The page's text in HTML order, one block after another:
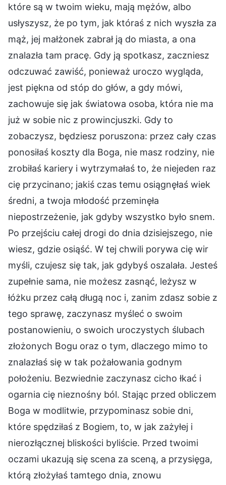
które są w twoim wieku, mają mężów, albo
usłyszysz, że po tym, jak któraś z nich wyszła za
mąż, jej małżonek zabrał ją do miasta, a ona
znalazła tam pracę. Gdy ją spotkasz, zaczniesz
odczuwać zawiść, ponieważ uroczo wygląda,
jest piękna od stóp do głów, a gdy mówi,
zachowuje się jak światowa osoba, która nie ma
już w sobie nic z prowincjuszki. Gdy to
zobaczysz, będziesz poruszona: przez cały czas
ponosiłaś koszty dla Boga, nie masz rodziny, nie
zrobiłaś kariery i wytrzymałaś to, że niejeden raz
cię przycinano; jakiś czas temu osiągnęłaś wiek
średni, a twoja młodość przeminęła
niepostrzeżenie, jak gdyby wszystko było snem.
Po przejściu całej drogi do dnia dzisiejszego, nie
wiesz, gdzie osiąść. W tej chwili porywa cię wir
myśli, czujesz się tak, jak gdybyś oszalała. Jesteś
zupełnie sama, nie możesz zasnąć, leżysz w
łóżku przez całą długą noc i, zanim zdasz sobie z
tego sprawę, zaczynasz myśleć o swoim
postanowieniu, o swoich uroczystych ślubach
złożonych Bogu oraz o tym, dlaczego mimo to
znalazłaś się w tak pożałowania godnym
położeniu. Bezwiednie zaczynasz cicho łkać i
ogarnia cię nieznośny ból. Stając przed obliczem
Boga w modlitwie, przypominasz sobie dni,
które spędziłaś z Bogiem, to, w jak zażyłej i
nierozłącznej bliskości byliście. Przed twoimi
oczami ukazują się scena za sceną, a przysięga,
którą złożyłaś tamtego dnia, znowu